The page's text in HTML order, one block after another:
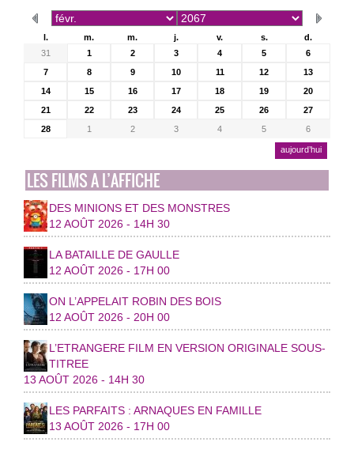
l. m. m. j. v. s.
d.
31
1 2 3 4 5
6
7
8 9 10 11 12
13
14
15 16 17 18 19
20
21
22 23 24 25 26
27
28
1 2 3 4 5 6
aujourd’hui
LES FILMS A L’AFFICHE
DES MINIONS ET DES MONSTRES
12 AOÛT 2026 - 14H 30
LA BATAILLE DE GAULLE
12 AOÛT 2026 - 17H 00
ON L’APPELAIT ROBIN DES BOIS
12 AOÛT 2026 - 20H 00
L’ETRANGERE FILM EN VERSION ORIGINALE SOUS-
TITREE
13 AOÛT 2026 - 14H 30
LES PARFAITS : ARNAQUES EN FAMILLE
13 AOÛT 2026 - 17H 00